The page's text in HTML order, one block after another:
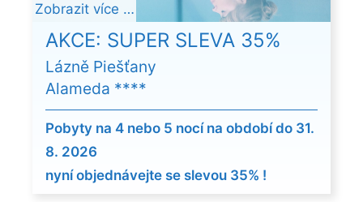
AKCE: SUPER SLEVA 35%
Lázně Piešťany
Alameda ****
Pobyty na 4 nebo 5 nocí na období do 31.
8. 2026
nyní objednávejte se slevou 35% !
Zobrazit více …